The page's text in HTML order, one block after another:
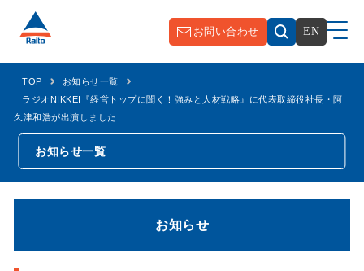
お問い合わせ EN
TOP
お知らせ一覧
ラジオNIKKEI『経営トップに聞く！強みと人材戦略』に代表取締役社長・阿
久津和浩が出演しました
お知らせ一覧
お知らせ